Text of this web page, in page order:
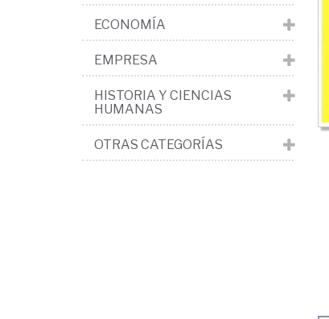
ECONOMÍA
EMPRESA
HISTORIA Y CIENCIAS
HUMANAS
OTRAS CATEGORÍAS